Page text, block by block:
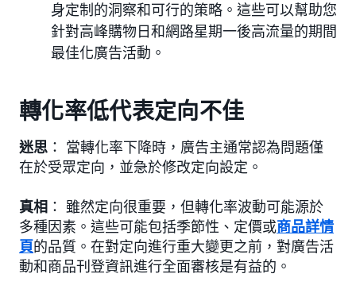
身定制的洞察和可行的策略。這些可以幫助您
針對高峰購物日和網路星期一後高流量的期間
最佳化廣告活動。
轉化率低代表定向不佳
迷思 ： 當轉化率下降時，廣告主通常認為問題僅
在於受眾定向，並急於修改定向設定。
真相 ： 雖然定向很重要，但轉化率波動可能源於
多種因素。這些可能包括季節性、定價或商品詳情
頁的品質。在對定向進行重大變更之前，對廣告活
動和商品刊登資訊進行全面審核是有益的。